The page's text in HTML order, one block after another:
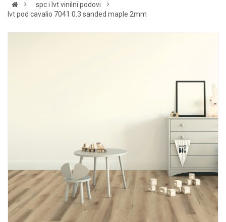
spc i lvt vinilni podovi
lvt pod cavalio 7041 0.3 sanded maple 2mm